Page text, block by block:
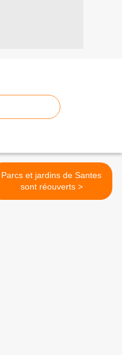
Parcs et jardins de Santes
sont réouverts >